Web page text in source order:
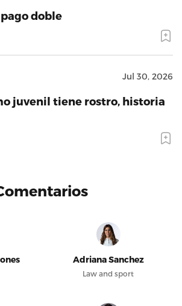
doble
Jul 30, 2026
juvenil tiene rostro, historia
Adriana Sanchez
Law and sport